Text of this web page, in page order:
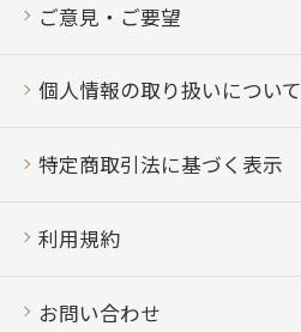
ご意見・ご要望
個人情報の取り扱いについて
特定商取引法に基づく表示
利用規約
お問い合わせ